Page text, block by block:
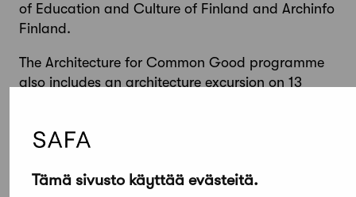
Tämä sivusto käyttää evästeitä.
of Education and Culture of Finland and Archinfo
Finland.
The Architecture for Common Good programme
also includes an architecture excursion on 13
More
Prior to the event 10-11 November there will be an